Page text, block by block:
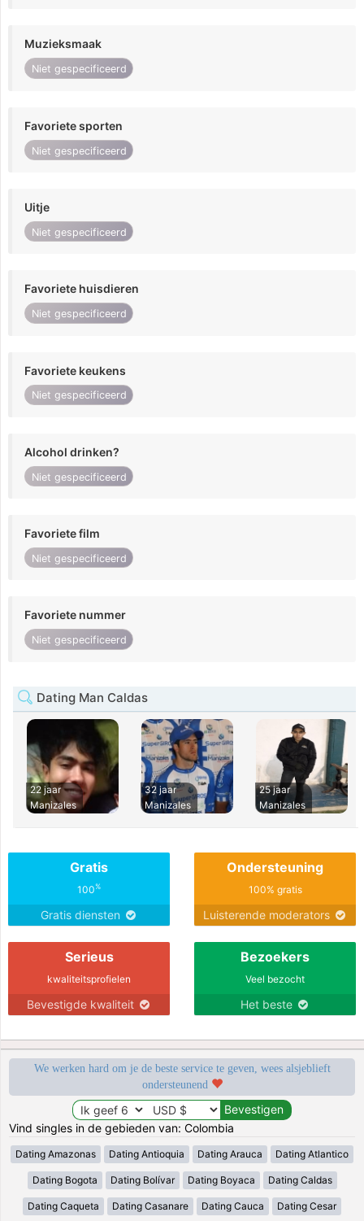
Muzieksmaak
Niet gespecificeerd
Favoriete sporten
Niet gespecificeerd
Uitje
Niet gespecificeerd
Favoriete huisdieren
Niet gespecificeerd
Favoriete keukens
Niet gespecificeerd
Alcohol drinken?
Niet gespecificeerd
Favoriete film
Niet gespecificeerd
Favoriete nummer
Niet gespecificeerd
Dating Man Caldas
22 jaar
Manizales
32 jaar
Manizales
25 jaar
Manizales
Gratis
100%
Gratis diensten
Ondersteuning
100% gratis
Luisterende moderators
Serieus
kwaliteitsprofielen
Bevestigde kwaliteit
Bezoekers
Veel bezocht
Het beste
We werken hard om je de beste service te geven, wees alsjeblieft
ondersteunend
Vind singles in de gebieden van: Colombia
Dating Amazonas Dating Antioquia Dating Arauca Dating Atlantico
Dating Bogota Dating Bolívar Dating Boyaca Dating Caldas
Dating Caqueta Dating Casanare Dating Cauca Dating Cesar